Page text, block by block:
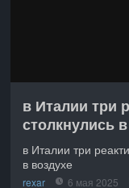
в Италии три
столкнулись
в Италии три
в воздухе
rexar 6 мая 2025